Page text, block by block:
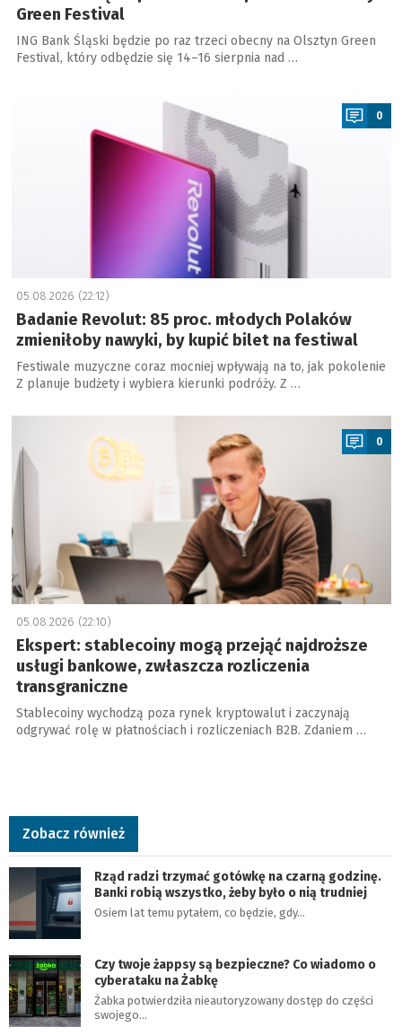
Green Festival
ING Bank Śląski będzie po raz trzeci obecny na Olsztyn Green
Festival, który odbędzie się 14–16 sierpnia nad …
0
05.08.2026 (22:12)
Badanie Revolut: 85 proc. młodych Polaków
zmieniłoby nawyki, by kupić bilet na festiwal
Festiwale muzyczne coraz mocniej wpływają na to, jak pokolenie
Z planuje budżety i wybiera kierunki podróży. Z …
a
0
05.08.2026 (22:10)
Ekspert: stablecoiny mogą przejąć najdroższe
usługi bankowe, zwłaszcza rozliczenia
transgraniczne
Stablecoiny wychodzą poza rynek kryptowalut i zaczynają
odgrywać rolę w płatnościach i rozliczeniach B2B. Zdaniem …
Zobacz również
Rząd radzi trzymać gotówkę na czarną godzinę.
Banki robią wszystko, żeby było o nią trudniej
Osiem lat temu pytałem, co będzie, gdy…
Czy twoje żappsy są bezpieczne? Co wiadomo o
cyberataku na Żabkę
Żabka potwierdziła nieautoryzowany dostęp do części
swojego…